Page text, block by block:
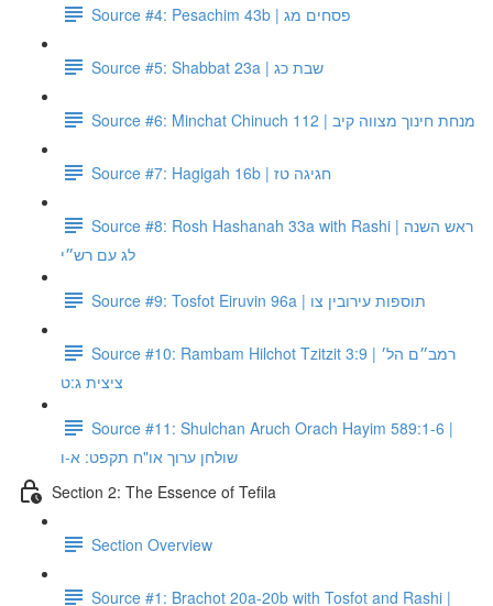
Source #4: Pesachim 43b | פסחים מג
Source #5: Shabbat 23a | שבת כג
Source #6: Minchat Chinuch 112 | מנחת חינוך מצווה קיב
Source #7: Hagigah 16b | חגיגה טז
Source #8: Rosh Hashanah 33a with Rashi | ראש השנה
לג עם רש״י
Source #9: Tosfot Eiruvin 96a | תוספות עירובין צו
Source #10: Rambam Hilchot Tzitzit 3:9 | רמב״ם הל׳
ציצית ג:ט
Source #11: Shulchan Aruch Orach Hayim 589:1-6 |
שולחן ערוך או"ח תקפט: א-ו
Section 2: The Essence of Tefila
Section Overview
Source #1: Brachot 20a-20b with Tosfot and Rashi |